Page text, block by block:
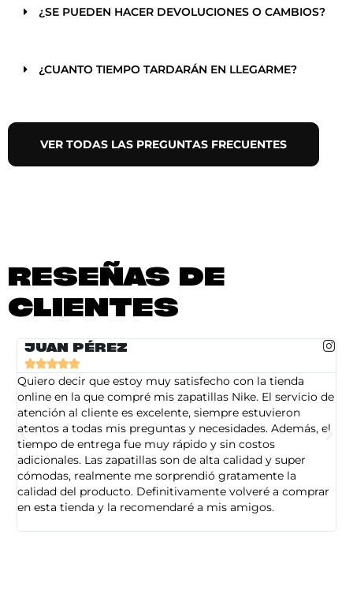
¿SE PUEDEN HACER DEVOLUCIONES O CAMBIOS?
¿CUANTO TIEMPO TARDARÁN EN LLEGARME?
VER TODAS LAS PREGUNTAS FRECUENTES
RESEÑAS DE
CLIENTES
JUAN PÉREZ

Quiero decir que estoy muy satisfecho con la tienda
online en la que compré mis zapatillas Nike. El servicio de
atención al cliente es excelente, siempre estuvieron
atentos a todas mis preguntas y necesidades. Además, el
tiempo de entrega fue muy rápido y sin costos
adicionales. Las zapatillas son de alta calidad y super
cómodas, realmente me sorprendió gratamente la
calidad del producto. Definitivamente volveré a comprar
en esta tienda y la recomendaré a mis amigos.